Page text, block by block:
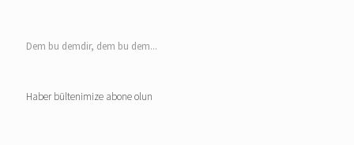
Dem bu demdir, dem bu dem...
Haber bültenimize abone olun